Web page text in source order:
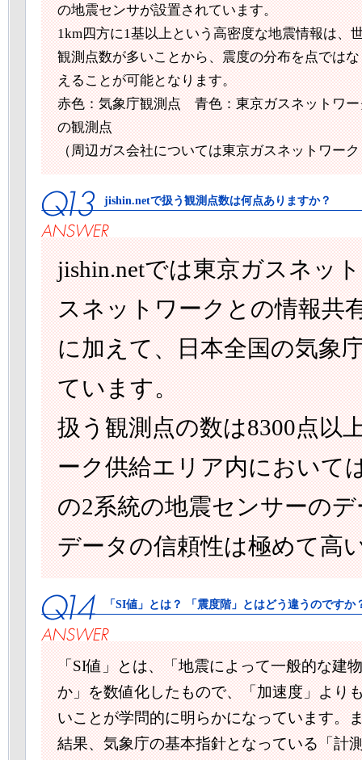
の地震センサが設置されています。
1km四方に1基以上という高密度な地震情報は、
観測点数が多いことから、震度の分布を点では
えることが可能となります。
赤色：気象庁観測点 青色：東京ガスネットワ
の観測点
（周辺ガス会社については東京ガスネットワー
jishin.netで扱う観測点数は何点ありますか？
jishin.netでは東京ガスネッ
スネットワークとの情報共
に加えて、日本全国の気象
ています。
扱う観測点の数は8300点以
ーク供給エリア内において
の2系統の地震センサーの
データの信頼性は極めて高
「SI値」とは？ 「震度階」とはどう違うのですか
「SI値」とは、「地震によって一般的な建
か」を数値化したもので、「加速度」より
いことが学問的に明らかになっています。
結果、気象庁の基本指針となっている「計